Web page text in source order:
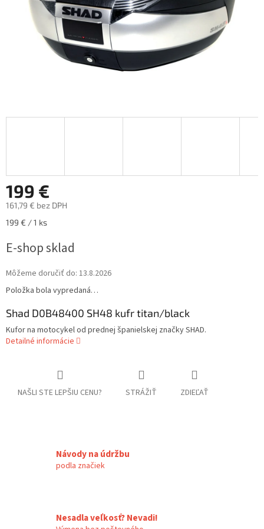
199 €
161,79 € bez DPH
Jednotková
199 € / 1 ks
E-shop sklad
Môžeme doručiť do: 13.8.2026
Položka bola vypredaná…
Shad D0B48400 SH48 kufr titan/black
Kufor na motocykel od prednej španielskej značky SHAD.
Detailné informácie
NAŠLI STE LEPŠIU CENU? STRÁŽIŤ ZDIEĽAŤ
Návody na údržbu
podla značiek
Nesadla veľkosť? Nevadi!